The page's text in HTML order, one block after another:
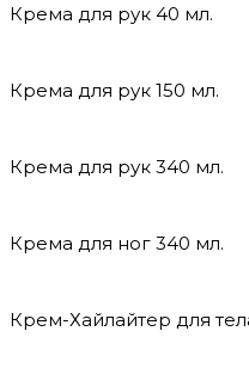
Крема для рук 40 мл.
Крема для рук 150 мл.
Крема для рук 340 мл.
Крема для ног 340 мл.
Крем-Хайлайтер для